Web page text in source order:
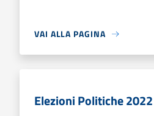
VAI ALLA PAGINA
Elezioni Politiche 2022